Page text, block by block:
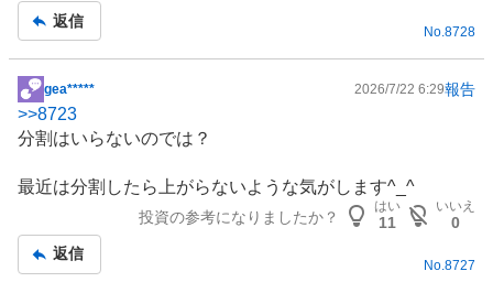
事
返信
No.8728
掲
示
板
事
gea***** 2026/7/22 6:29報告
>>8723
分割はいらないのでは？
最近は分割したら上がらないような気がします^_^
投資の参考になりましたか？
はい
11
いいえ
0
返信
No. 8727